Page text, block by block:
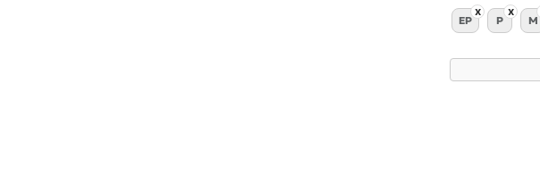
EP P M